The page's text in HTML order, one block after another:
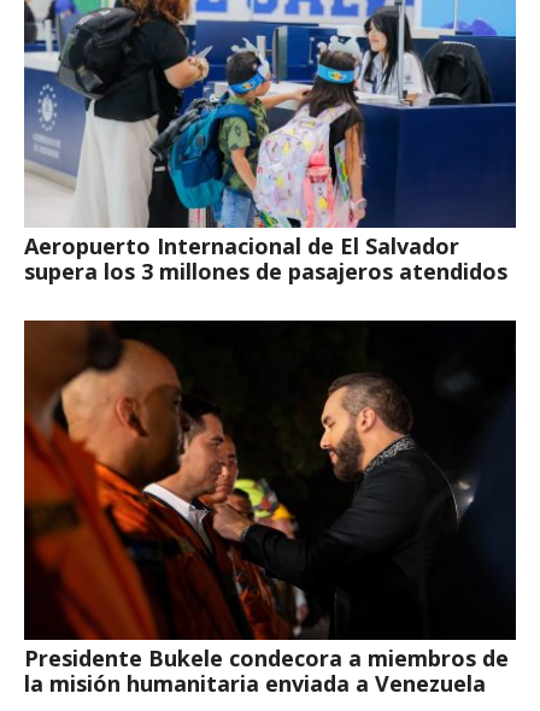
Aeropuerto Internacional de El Salvador
supera los 3 millones de pasajeros atendidos
Presidente Bukele condecora a miembros de
la misión humanitaria enviada a Venezuela